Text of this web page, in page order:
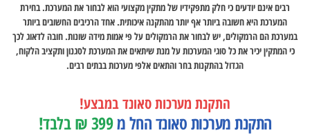
רבים אינם יודעים כי חלק מתפקידיו של מתקין מקצועי הוא לבחור את המערכת. בחירת
המערכת היא חשובה ביותר אף יותר מהתקנה איכותית. אחד הרכיבים החשובים ביותר
במערכת הם הרמקולים, יש לבחור את הרמקולים על פי אמות מידה שונות. חובה לדאוג לכך
כי המתקין יכיר את כל סוגי המערכות על מנת שיתאים את המערכת לסגנון ותקציב הלקוח,
הגדול בהתקנות בחר והתאים אלפי מערכות בבתים רבים.
התקנת מערכות סאונד במבצע!
התקנת מערכות סאונד החל מ399 ₪ בלבד!